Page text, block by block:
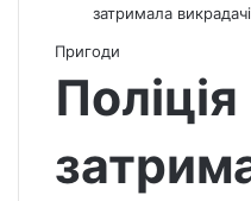
затримала
Пригоди
Поліція